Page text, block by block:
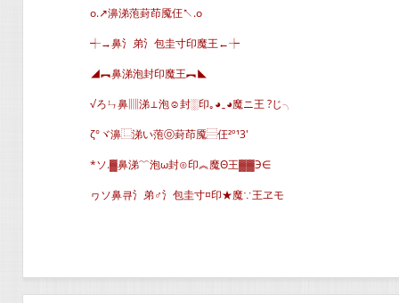
o.↗濞涕萢葑茚魇仼↖.o
┽→鼻氵弟氵包圭寸印魔王←┾
◢︻鼻涕泡封印魔王︻◣
√ろㄣ鼻▥涕⊥泡☺封░印｡◕‿◕魔ニ王 ?じ╮
ζ°ヾ濞⿺涕い萢ⓞ葑茚魇⿳仼²º¹3′
*ソ.▓鼻涕﹌泡ω封⊙印︽魔Θ王▓▓Э∈
ヮソ鼻큐氵弟♂氵包圭寸¤印★魔∵王ヱモ